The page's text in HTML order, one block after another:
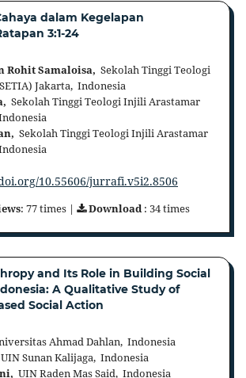
dalam Kegelapan
3:1-24
Samaloisa, Sekolah Tinggi Teologi
Jakarta, Indonesia
Sekolah Tinggi Teologi Injili Arastamar
Sekolah Tinggi Teologi Injili Arastamar
10.55606/jurrafi.v5i2.8506
: 77 times | Download: 34 times
and Its Role in Building Social
A Qualitative Study of
Social Action
Ahmad Dahlan, Indonesia
UIN Sunan Kalijaga, Indonesia
UIN Raden Mas Said, Indonesia